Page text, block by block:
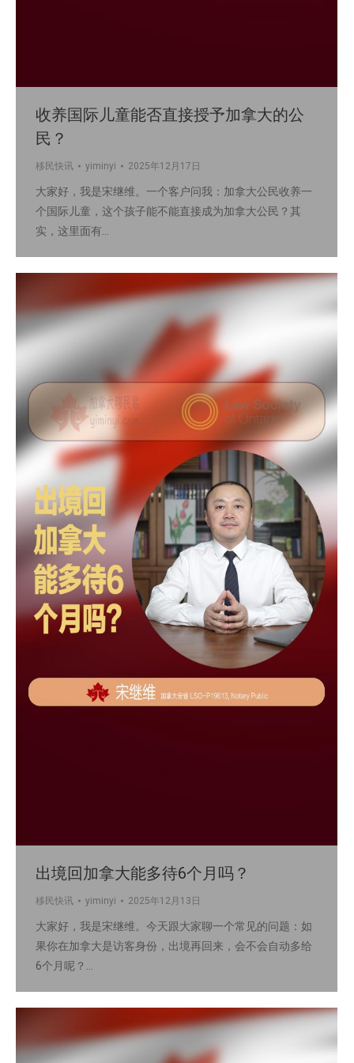
收养国际儿童能否直接授予加拿大的公
民？
移民快讯 yiminyi 2025年12月17日
大家好，我是宋继维。一个客户问我：加拿大公民收养一
个国际儿童，这个孩子能不能直接成为加拿大公民？其
实，这里面有…
出境回加拿大能多待6个月吗？
移民快讯 yiminyi 2025年12月13日
大家好，我是宋继维。今天跟大家聊一个常见的问题：如
果你在加拿大是访客身份，出境再回来，会不会自动多给
6个月呢？…